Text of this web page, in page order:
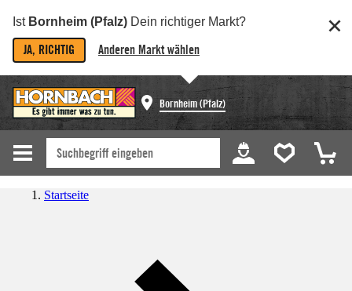
Ist Bornheim (Pfalz) Dein richtiger Markt?
JA, RICHTIG Anderen Markt wählen
Bornheim (Pfalz)
Startseite